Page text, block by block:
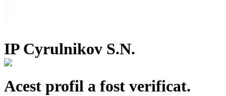
IP Cyrulnikov S.N.
Acest profil a fost verificat.